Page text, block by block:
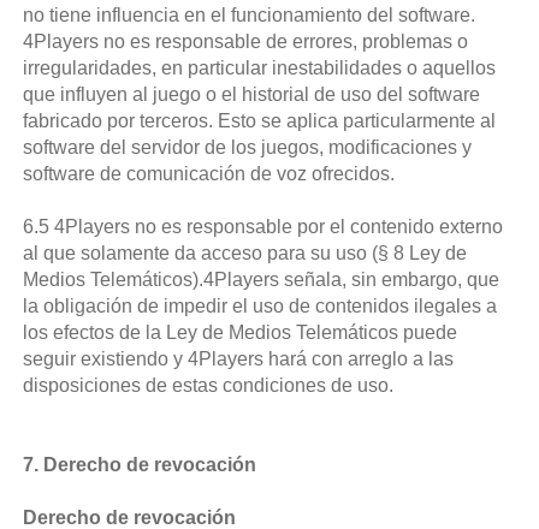
no tiene influencia en el funcionamiento del software.
4Players no es responsable de errores, problemas o
irregularidades, en particular inestabilidades o aquellos
que influyen al juego o el historial de uso del software
fabricado por terceros. Esto se aplica particularmente al
software del servidor de los juegos, modificaciones y
software de comunicación de voz ofrecidos.
6.5 4Players no es responsable por el contenido externo
al que solamente da acceso para su uso (§ 8 Ley de
Medios Telemáticos).4Players señala, sin embargo, que
la obligación de impedir el uso de contenidos ilegales a
los efectos de la Ley de Medios Telemáticos puede
seguir existiendo y 4Players hará con arreglo a las
disposiciones de estas condiciones de uso.
7. Derecho de revocación
Derecho de revocación